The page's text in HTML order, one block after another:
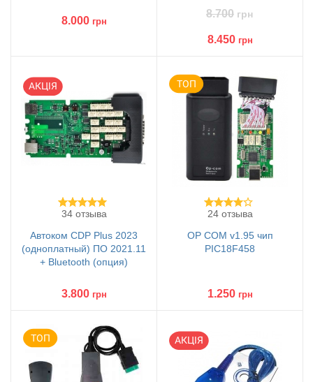
8.000 грн
8.700 грн
8.450 грн
34 отзыва
Автоком CDP Plus 2023
(одноплатный) ПО 2021.11
+ Bluetooth (опция)
3.800 грн
24 отзыва
OP COM v1.95 чип
PIC18F458
1.250 грн